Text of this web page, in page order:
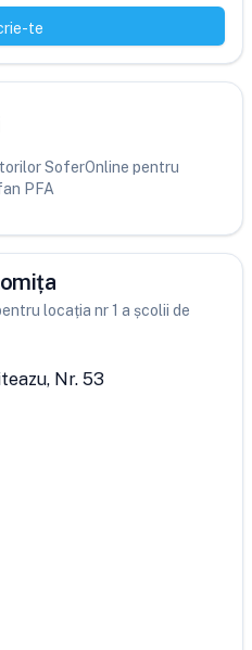
te
SoferOnline pentru
PFA
locația nr 1 a școlii de
Nr. 53